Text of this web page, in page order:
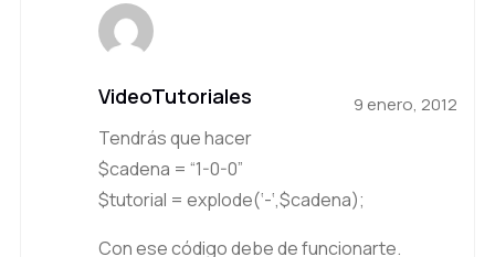
VideoTutoriales 9 enero, 2012
Tendrás que hacer
$cadena = “1-0-0”
$tutorial = explode(‘-‘,$cadena);
Con ese código debe de funcionarte.